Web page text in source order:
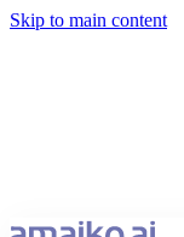
Skip to main content